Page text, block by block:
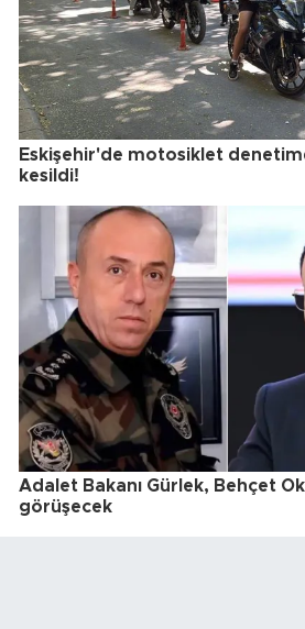
Eskişehir'de motosiklet
kesildi!
Adalet Bakanı Gürlek, Behçet
görüşecek